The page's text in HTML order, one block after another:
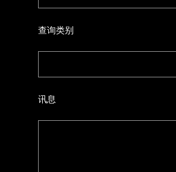
查询类别
讯息